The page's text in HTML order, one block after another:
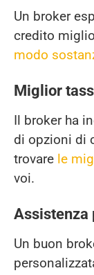
Un broker
credito
modo
Miglior
Il broker ha
di opzioni di
trovare le
voi.
Assistenza
Un buon